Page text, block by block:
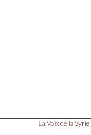
La Voix de la Syrie